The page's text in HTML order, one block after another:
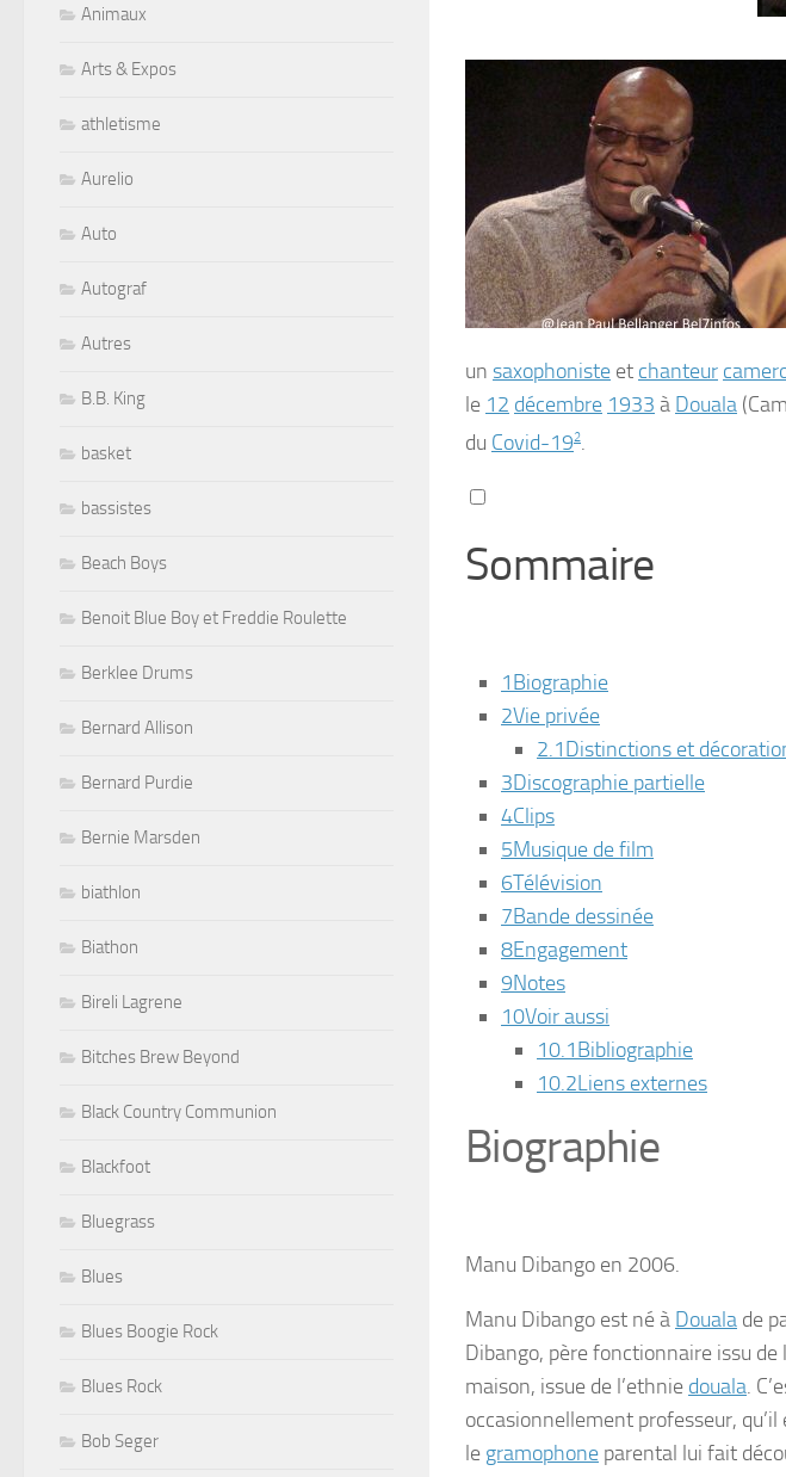
un saxophoniste et chanteur
le 12 décembre 1933 à Douala
du Covid-192.
Sommaire
1Biographie
2Vie privée
2.1Distinctions et
3Discographie partielle
4Clips
5Musique de film
6Télévision
7Bande dessinée
8Engagement
9Notes
10Voir aussi
10.1Bibliographie
10.2Liens externes
Biographie
Manu Dibango en 2006.
Manu Dibango est né à Douala de
Dibango, père fonctionnaire issu de
maison, issue de l’ethnie douala.
occasionnellement professeur,
le gramophone parental lui fait
Animaux
Arts & Expos
athletisme
Aurelio
Auto
Autograf
Autres
B.B. King
basket
bassistes
Beach Boys
Benoit Blue Boy et Freddie Roulette
Berklee Drums
Bernard Allison
Bernard Purdie
Bernie Marsden
biathlon
Biathon
Bireli Lagrene
Bitches Brew Beyond
Black Country Communion
Blackfoot
Bluegrass
Blues
Blues Boogie Rock
Blues Rock
Bob Seger